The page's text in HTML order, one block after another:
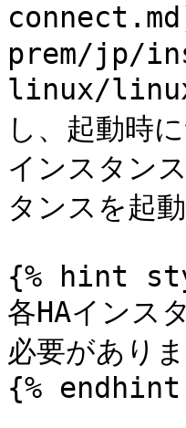
prem/jp/
linux/
し、起動時
インスタン
タンスを起
{% hint
各HAインス
必要がありま
{% endhint